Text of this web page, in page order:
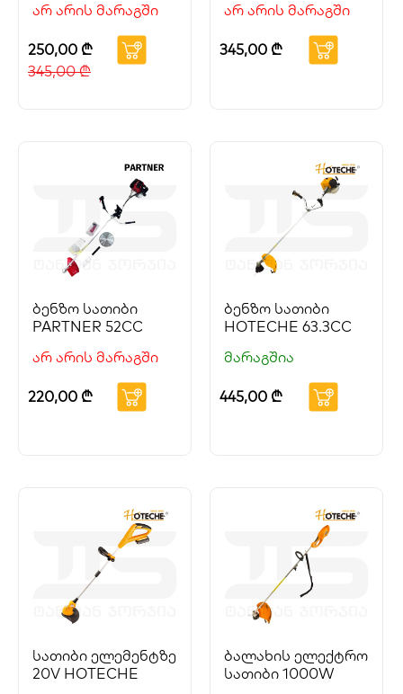
არ არის მარაგში
250,00 ₾
345,00₾
არ არის მარაგში
345,00 ₾
ბენზო სათიბი
PARTNER 52CC
არ არის მარაგში
220,00 ₾
ბენზო სათიბი
HOTECHE 63.3CC
მარაგშია
445,00 ₾
სათიბი ელემენტზე
20V HOTECHE
ბალახის ელექტრო
სათიბი 1000W